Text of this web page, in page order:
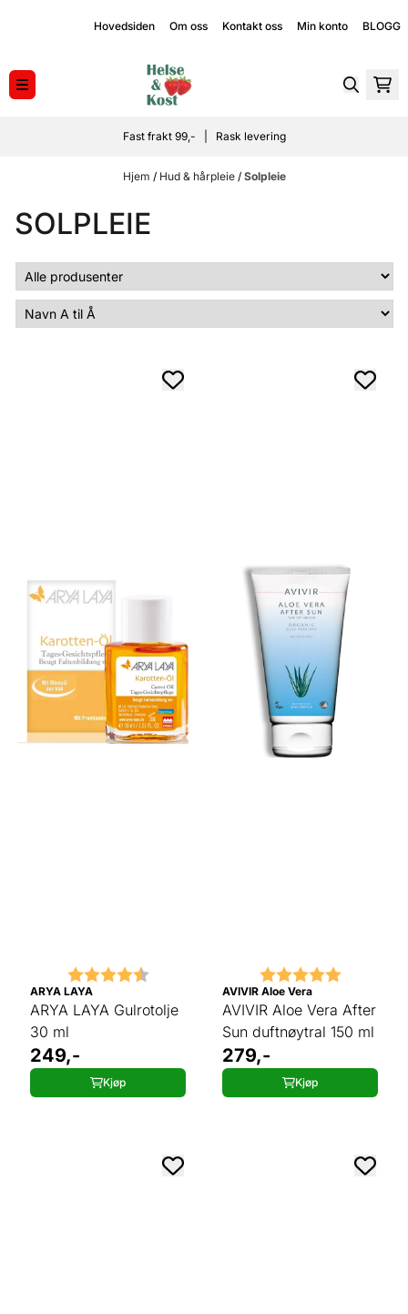
Hopp til innholdHovedsiden Om oss Kontakt oss Min konto BLOGG
Fast frakt 99,- | Rask levering
Hjem / Hud & hårpleie / Solpleie
SOLPLEIE
Karakter: 4.5 av 5 mulige
ARYA LAYA
ARYA LAYA Gulrotolje
30 ml
249,-
Kjøp
Karakter: 5.0 av 5
AVIVIR Aloe Vera
AVIVIR Aloe Vera After
Sun duftnøytral 150 ml
279,-
Kjøp